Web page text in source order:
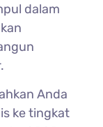
dalam
Anda
ke tingkat